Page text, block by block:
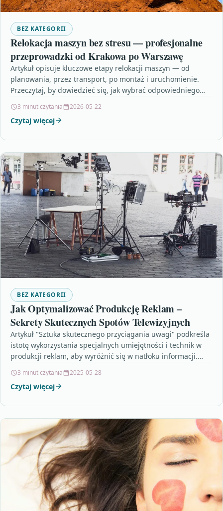
BEZ KATEGORII
Relokacja maszyn bez stresu — profesjonalne
przeprowadzki od Krakowa po Warszawę
Artykuł opisuje kluczowe etapy relokacji maszyn — od
planowania, przez transport, po montaż i uruchomienie.
Przeczytaj, by dowiedzieć się, jak wybrać odpowiedniego
3 minut czytania 2026-05-22
Czytaj więcej
BEZ KATEGORII
Jak Optymalizować Produkcję Reklam –
Sekrety Skutecznych Spotów Telewizyjnych
Artykuł "Sztuka skutecznego przyciągania uwagi" podkreśla
istotę wykorzystania specjalnych umiejętności i technik w
produkcji reklam, aby wyróżnić się w natłoku informacji.
3 minut czytania 2025-05-28
Czytaj więcej